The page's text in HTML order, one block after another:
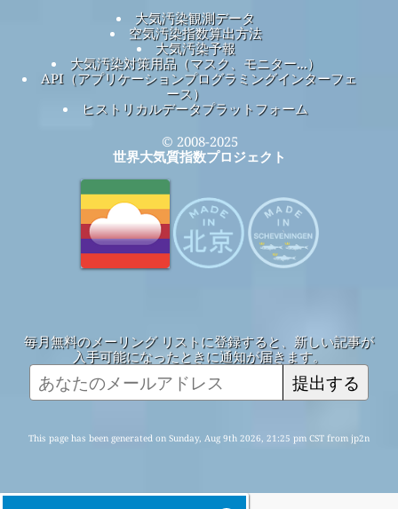
大気汚染観測データ
空気汚染指数算出方法
大気汚染予報
大気汚染対策用品（マスク、モニター...）
API（アプリケーションプログラミングインターフェ
ース）
ヒストリカルデータプラットフォーム
© 2008-2025
世界大気質指数プロジェクト
毎月無料のメーリング リストに登録すると、新しい記事が
入手可能になったときに通知が届きます。
提出する
This page has been generated on Sunday, Aug 9th 2026, 21:25 pm CST from jp2n